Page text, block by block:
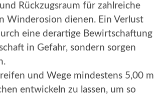
Rückzugsraum für zahlreiche
Winderosion dienen. Ein Verlust
eine derartige Bewirtschaftung
in Gefahr, sondern sorgen
und Wege mindestens 5,00 m
entwickeln zu lassen, um so